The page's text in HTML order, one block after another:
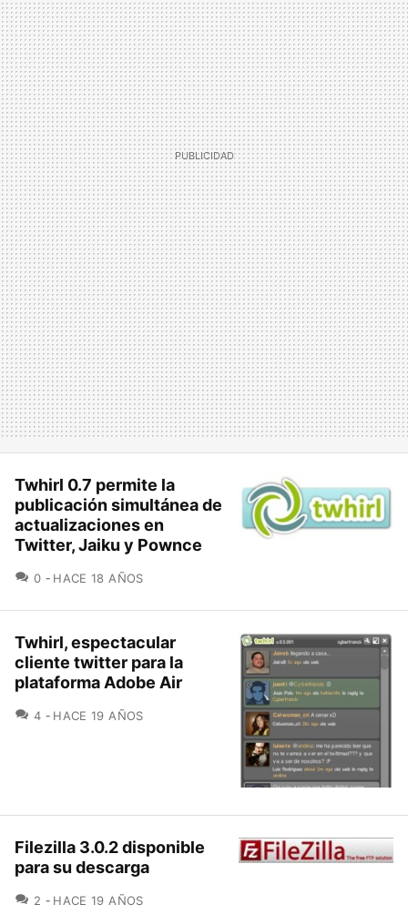
Twhirl 0.7 permite la
publicación simultánea de
actualizaciones en
Twitter, Jaiku y Pownce
0 COMENTARIOS
HACE 18 AÑOS
Twhirl, espectacular
cliente twitter para la
plataforma Adobe Air
4 COMENTARIOS
HACE 19 AÑOS
Filezilla 3.0.2 disponible
para su descarga
2 COMENTARIOS
HACE 19 AÑOS